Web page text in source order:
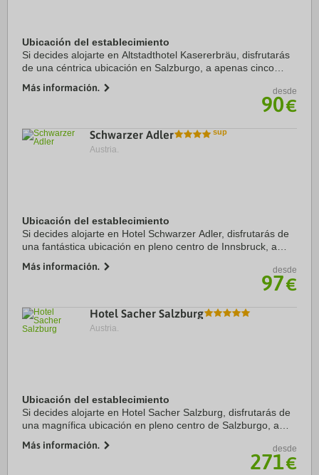
Ubicación del establecimiento
Si decides alojarte en Altstadthotel Kasererbräu, disfrutarás
de una céntrica ubicación en Salzburgo, a apenas cinco
Salzburgo. Además, este hotel ...
Más información. desde
90€
Schwarzer Adler
Austria.
Ubicación del establecimiento
Si decides alojarte en Hotel Schwarzer Adler, disfrutarás de
una fantástica ubicación en pleno centro de Innsbruck, a
Hofkirche. Además, este ...
Más información. desde
97€
Hotel Sacher Salzburg
Austria.
Ubicación del establecimiento
Si decides alojarte en Hotel Sacher Salzburg, disfrutarás de
una magnífica ubicación en pleno centro de Salzburgo, a
Salzburg Christmas Market. ...
Más información. desde
271€